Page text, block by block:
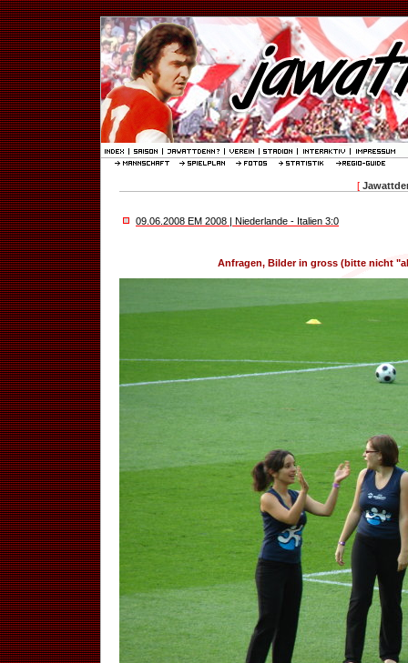
[
09.06.2008 EM 2008 | Niederlande - Italien 3:0
Anfragen, Bilder in gross (bitte nicht